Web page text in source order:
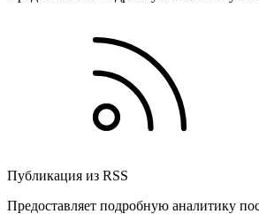
Публикация из RSS
Предоставляет подробную аналитику